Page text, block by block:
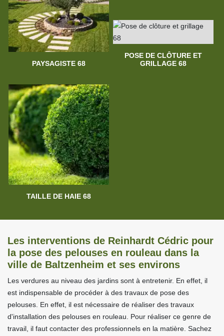
PAYSAGISTE 68
POSE DE CLÔTURE ET
GRILLAGE 68
TAILLE DE HAIE 68
Les interventions de Reinhardt Cédric pour
la pose des pelouses en rouleau dans la
ville de Baltzenheim et ses environs
Les verdures au niveau des jardins sont à entretenir. En effet, il
est indispensable de procéder à des travaux de pose des
pelouses. En effet, il est nécessaire de réaliser des travaux
d'installation des pelouses en rouleau. Pour réaliser ce genre de
travail, il faut contacter des professionnels en la matière. Sachez